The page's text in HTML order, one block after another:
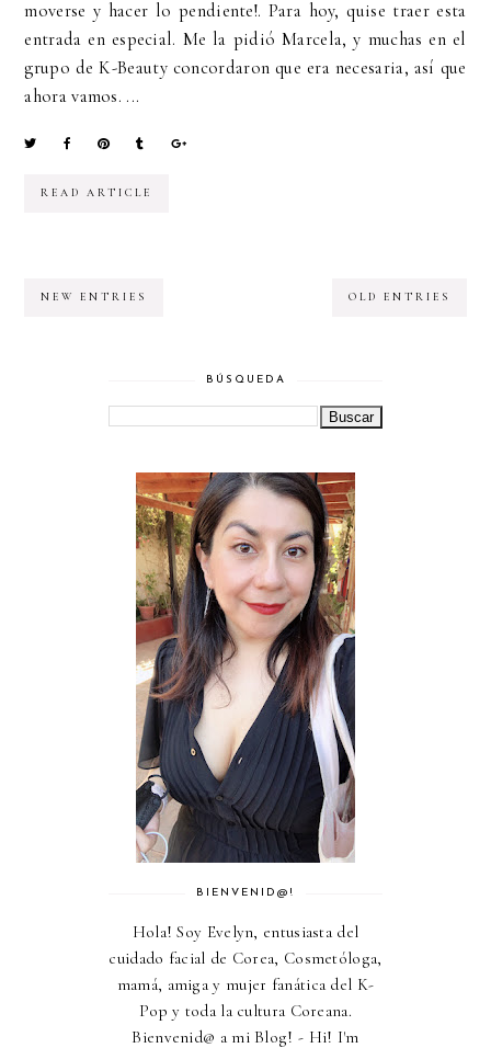
moverse y hacer lo pendiente!. Para hoy, quise traer esta
entrada en especial. Me la pidió Marcela, y muchas en el
grupo de K-Beauty concordaron que era necesaria, así que
ahora vamos. ...
READ ARTICLE
NEW ENTRIES OLD ENTRIES
BÚSQUEDA
BIENVENID@!
Hola! Soy Evelyn, entusiasta del
cuidado facial de Corea, Cosmetóloga,
mamá, amiga y mujer fanática del K-
Pop y toda la cultura Coreana.
Bienvenid@ a mi Blog! - Hi! I'm